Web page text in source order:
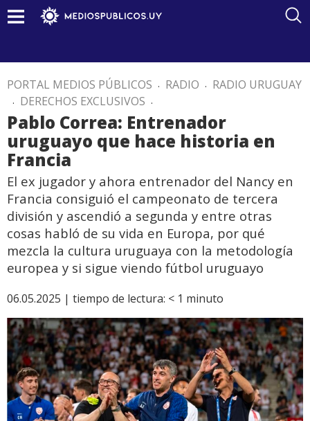
PORTAL MEDIOS PÚBLICOS . RADIO . RADIO URUGUAY
. DERECHOS EXCLUSIVOS .
Pablo Correa: Entrenador
uruguayo que hace historia en
Francia
El ex jugador y ahora entrenador del Nancy en
Francia consiguió el campeonato de tercera
división y ascendió a segunda y entre otras
cosas habló de su vida en Europa, por qué
mezcla la cultura uruguaya con la metodología
europea y si sigue viendo fútbol uruguayo
06.05.2025 | tiempo de lectura: < 1 minuto